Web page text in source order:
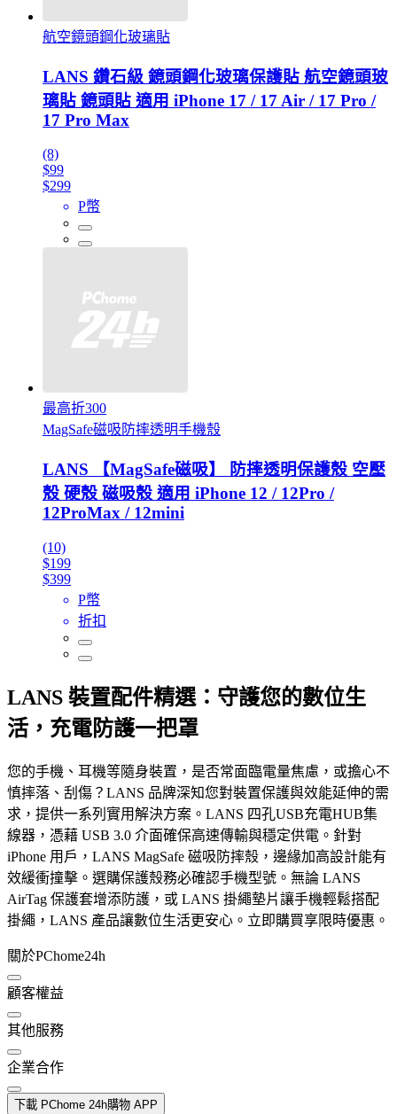
航空鏡頭鋼化玻璃貼
LANS 鑽石級 鏡頭鋼化玻璃保護貼 航空鏡頭玻
璃貼 鏡頭貼 適用 iPhone 17 / 17 Air / 17 Pro /
17 Pro Max
(8)
$99
$299
P幣
最高折300
MagSafe磁吸防摔透明手機殼
LANS 【MagSafe磁吸】 防摔透明保護殼 空壓
殼 硬殼 磁吸殼 適用 iPhone 12 / 12Pro /
12ProMax / 12mini
(10)
$199
$399
P幣
折扣
LANS 裝置配件精選：守護您的數位生
活，充電防護一把罩
您的手機、耳機等隨身裝置，是否常面臨電量焦慮，或擔心不
慎摔落、刮傷？LANS 品牌深知您對裝置保護與效能延伸的需
求，提供一系列實用解決方案。LANS 四孔USB充電HUB集
線器，憑藉 USB 3.0 介面確保高速傳輸與穩定供電。針對
iPhone 用戶，LANS MagSafe 磁吸防摔殼，邊緣加高設計能有
效緩衝撞擊。選購保護殼務必確認手機型號。無論 LANS
AirTag 保護套增添防護，或 LANS 掛繩墊片讓手機輕鬆搭配
掛繩，LANS 產品讓數位生活更安心。立即購買享限時優惠。
關於PChome24h
顧客權益
其他服務
企業合作
下載 PChome 24h購物 APP